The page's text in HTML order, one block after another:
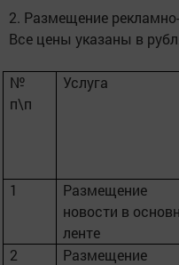
2. Размещение
Все цены указаны в
№
п\п
Услуга
1
Размещение
новости в
ленте
2
Размещение